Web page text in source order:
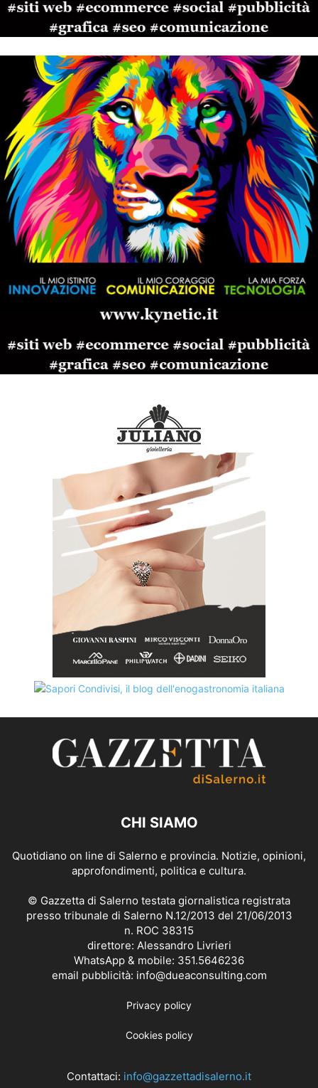
CHI SIAMO
Quotidiano on line di Salerno e provincia. Notizie, opinioni,
approfondimenti, politica e cultura.
© Gazzetta di Salerno testata giornalistica registrata
presso tribunale di Salerno N.12/2013 del 21/06/2013
n. ROC 38315
direttore: Alessandro Livrieri
WhatsApp & mobile: 351.5646236
email pubblicità: info@dueaconsulting.com
Privacy policy
Cookies policy
Contattaci: info@gazzettadisalerno.it